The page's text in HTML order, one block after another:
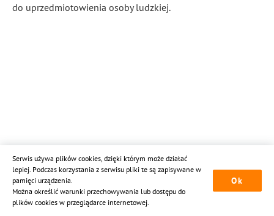
do uprzedmiotowienia osoby ludzkiej.
Serwis używa plików cookies, dzięki którym może działać
lepiej. Podczas korzystania z serwisu pliki te są zapisywane w
pamięci urządzenia.
Można określić warunki przechowywania lub dostępu do
plików cookies w przeglądarce internetowej.
Ok